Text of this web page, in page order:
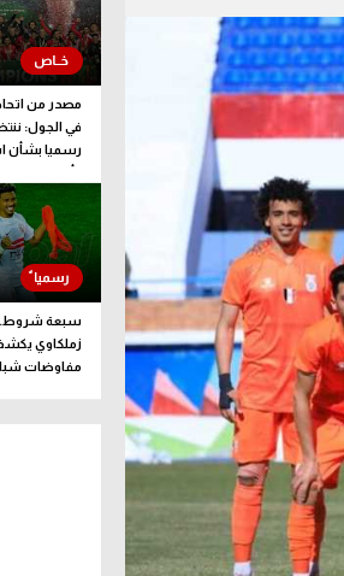
آسيا
أمريكا
ركن الألعاب
مصدر من اتحاد
في الجول:
رسميا بشأن
عاما المؤهلة
سبعة
زملكاوي
مفاوضات